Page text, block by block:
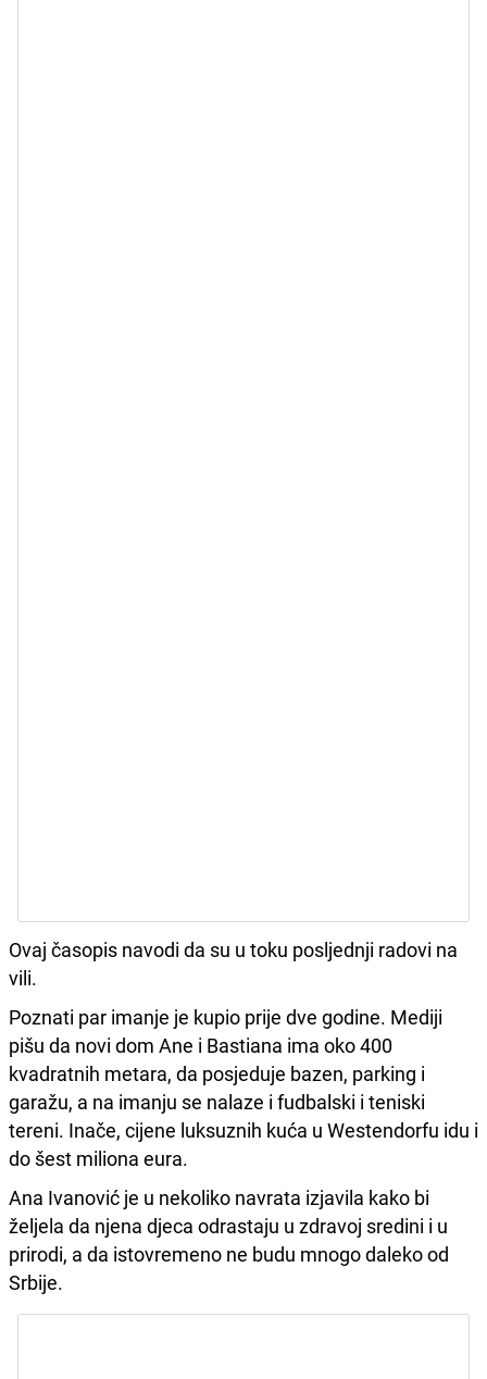
Ovaj časopis navodi da su u toku posljednji radovi na
vili.
Poznati par imanje je kupio prije dve godine. Mediji
pišu da novi dom Ane i Bastiana ima oko 400
kvadratnih metara, da posjeduje bazen, parking i
garažu, a na imanju se nalaze i fudbalski i teniski
tereni. Inače, cijene luksuznih kuća u Westendorfu idu i
do šest miliona eura.
Ana Ivanović je u nekoliko navrata izjavila kako bi
željela da njena djeca odrastaju u zdravoj sredini i u
prirodi, a da istovremeno ne budu mnogo daleko od
Srbije.